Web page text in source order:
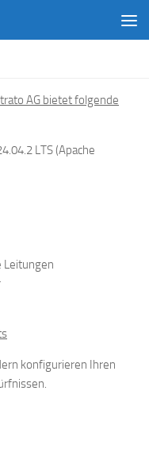
AG bietet folgende
LTS (Apache
Leitungen
konfigurieren Ihren